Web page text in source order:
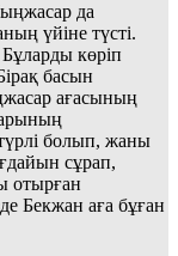
да
үйіне түсті.
көріп
басын
ағасының
болып, жаны
сұрап,
отырған
Бекжан аға бұған